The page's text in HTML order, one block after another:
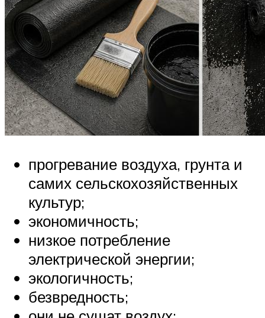
прогревание воздуха, грунта и
самих сельскохозяйственных
культур;
экономичность;
низкое потребление
электрической энергии;
экологичность;
безвредность;